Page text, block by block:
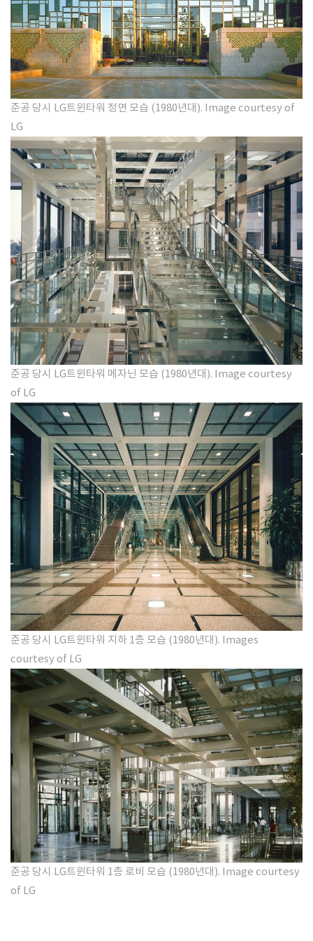
준공 당시 LG트윈타워 정면 모습 (1980년대)​. Image courtesy of
LG
준공 당시 LG트윈타워 메자닌 모습 (1980년대)​. Image courtesy
of LG
준공 당시 LG트윈타워 지하 1층 모습 (1980년대). Images
courtesy of LG
준공 당시 LG트윈타워 1층 로비 모습 (1980년대)​. Image courtesy
of LG